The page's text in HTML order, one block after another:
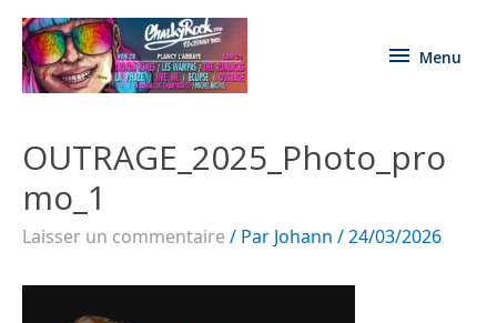
Menu
OUTRAGE_2025_Photo_pro
mo_1
Laisser un commentaire / Par Johann /24/03/2026